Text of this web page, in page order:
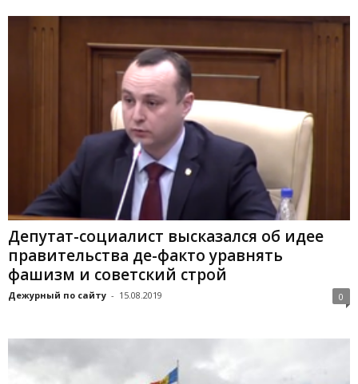
Депутат-социалист высказался об идее
правительства де-факто уравнять
фашизм и советский строй
Дежурный по сайту - 15.08.2019 0